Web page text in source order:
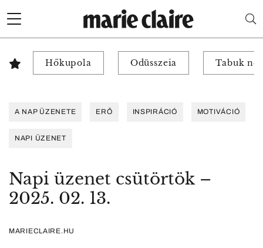
Hőkupola Odüsszeia Tabuk
A NAP ÜZENETE ERŐ INSPIRÁCIÓ MOTIVÁCIÓ
NAPI ÜZENET
Napi üzenet csütörtök –
2025. 02. 13.
MARIECLAIRE.HU